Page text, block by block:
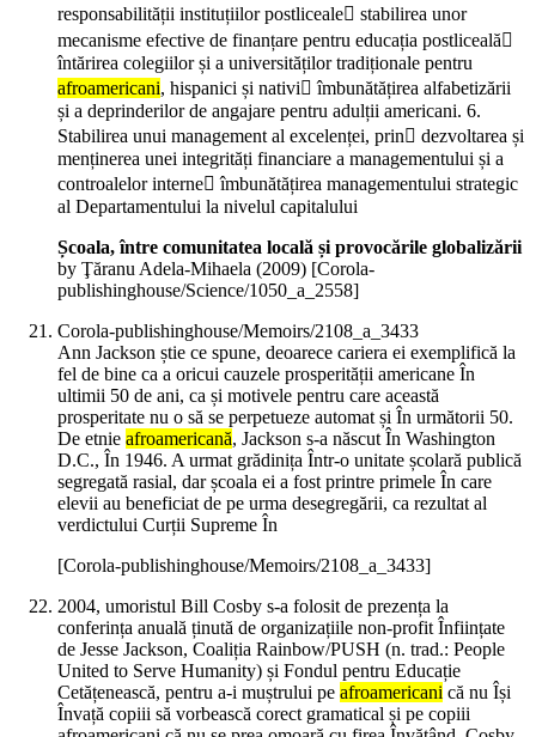
responsabilității instituțiilor postliceale stabilirea unor
mecanisme efective de finanțare pentru educația postliceală
întărirea colegiilor și a universităților tradiționale pentru
afroamericani, hispanici și nativi îmbunătățirea alfabetizării
și a deprinderilor de angajare pentru adulții americani. 6.
Stabilirea unui management al excelenței, prin dezvoltarea și
menținerea unei integrități financiare a managementului și a
controalelor interne îmbunătățirea managementului strategic
al Departamentului la nivelul capitalului
Școala, între comunitatea locală și provocările globalizării
by Ţăranu Adela-Mihaela (2009) [Corola-
publishinghouse/Science/1050_a_2558]
Corola-publishinghouse/Memoirs/2108_a_3433
Ann Jackson știe ce spune, deoarece cariera ei exemplifică la
fel de bine ca a oricui cauzele prosperității americane În
ultimii 50 de ani, ca și motivele pentru care această
prosperitate nu o să se perpetueze automat și În următorii 50.
De etnie afroamericană, Jackson s-a născut În Washington
D.C., În 1946. A urmat grădinița Într-o unitate școlară publică
segregată rasial, dar școala ei a fost printre primele În care
elevii au beneficiat de pe urma desegregării, ca rezultat al
verdictului Curții Supreme În
[Corola-publishinghouse/Memoirs/2108_a_3433]
2004, umoristul Bill Cosby s-a folosit de prezența la
conferința anuală ținută de organizațiile non-profit Înființate
de Jesse Jackson, Coaliția Rainbow/PUSH (n. trad.: People
United to Serve Humanity) și Fondul pentru Educație
Cetățenească, pentru a-i muștrului pe afroamericani că nu Își
Învață copiii să vorbească corect gramatical și pe copiii